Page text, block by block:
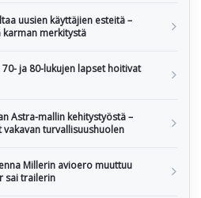
uusien käyttäjien esteitä –
merkitystä
ja 80-lukujen lapset hoitivat
Astra-mallin kehitystyöstä –
turvallisuushuolen
Millerin avioero muuttuu
sai trailerin